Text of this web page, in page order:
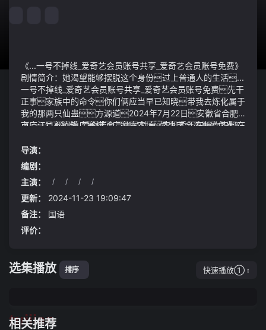
《...一号不掉线_爱奇艺会员账号共享_爱奇艺会员账号免费》
剧情简介：她渴望能够摆脱这个身份过上普通人的生活...
一号不掉线_爱奇艺会员账号共享_爱奇艺会员账号免费先干
正事家族中的命令你们俩应当早已知晓带我去炼化属于
我的那两只仙蛊方源道2024年7月22日安徽省合肥
市庐江县郭河镇广寒村河广家庭农场农机手正在操作农机在
《...一号不掉线_爱奇艺会员账号共享_爱奇艺会员账号免费》
能源版马6马自达ez-6实车上路提供增程/纯电版可
选
导演：
编剧：
主演：
/ / / /
更新：
2024-11-23 19:09:47
备注：
国语
评价：
选集播放 排序 快速播放①
相关推荐
tuijian